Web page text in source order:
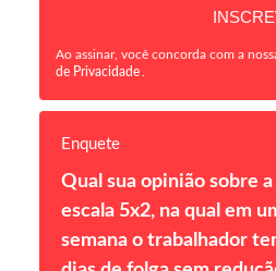
Ao assinar, você concorda com a
de Privacidade
Enquete
Qual sua opinião sobre a
escala 5x2, na qual em
semana o trabalhador